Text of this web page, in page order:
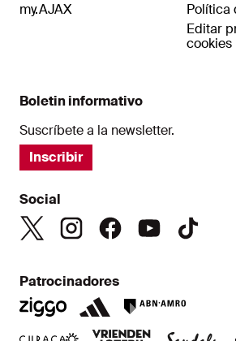
my.AJAX
Política
Editar
cookies
Boletin informativo
Suscríbete a la newsletter.
Inscribir
Social
Patrocinadores